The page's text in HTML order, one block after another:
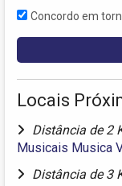
Concordo em
Locais
Distância de 2
Musicais Musica
Distância de 3